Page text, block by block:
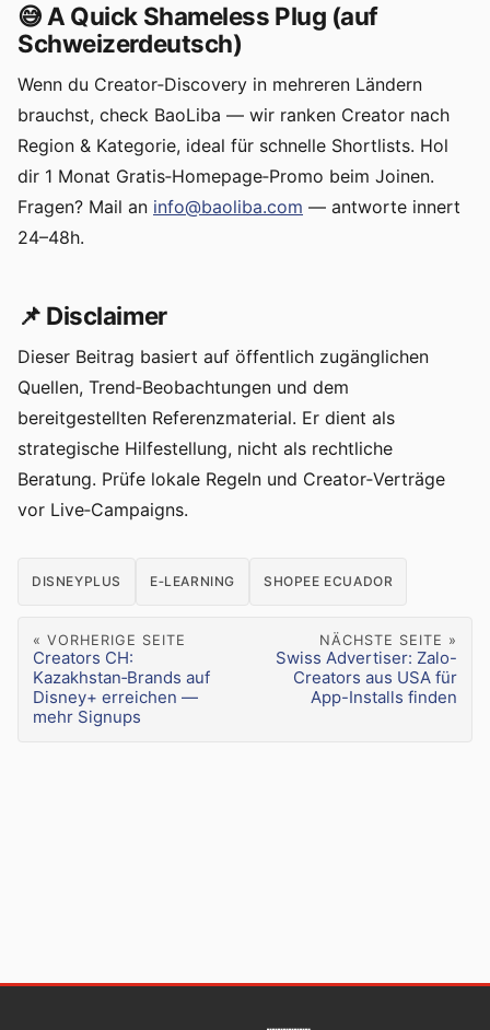
😅 A Quick Shameless Plug (auf
Schweizerdeutsch)
Wenn du Creator‑Discovery in mehreren Ländern
brauchst, check BaoLiba — wir ranken Creator nach
Region & Kategorie, ideal für schnelle Shortlists. Hol
dir 1 Monat Gratis‑Homepage‑Promo beim Joinen.
Fragen? Mail an info@baoliba.com — antworte innert
24–48h.
📌 Disclaimer
Dieser Beitrag basiert auf öffentlich zugänglichen
Quellen, Trend‑Beobachtungen und dem
bereitgestellten Referenzmaterial. Er dient als
strategische Hilfestellung, nicht als rechtliche
Beratung. Prüfe lokale Regeln und Creator‑Verträge
vor Live‑Campaigns.
DISNEYPLUS E‑LEARNING SHOPEE ECUADOR
« VORHERIGE SEITE
Creators CH:
Kazakhstan‑Brands auf
Disney+ erreichen —
mehr Signups
NÄCHSTE SEITE »
Swiss Advertiser: Zalo-
Creators aus USA für
App-Installs finden